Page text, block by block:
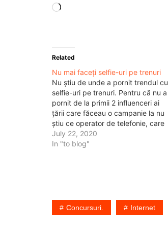
Loading…
Related
Nu mai faceți selfie-uri pe trenuri
Nu știu de unde a pornit trendul cu
selfie-uri pe trenuri. Pentru că nu a
pornit de la primii 2 influenceri ai
țării care făceau o campanie la nu
știu ce operator de telefonie, care
nu mai există acum. Reclama
datează din 2014 și a crescut de
July 22, 2020
In "to blog"
Concursuri. Internet